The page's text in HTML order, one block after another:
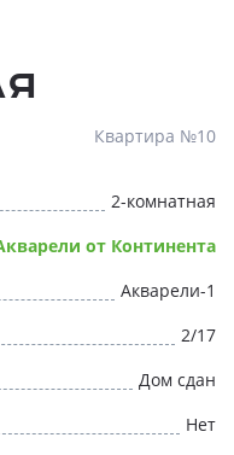
Квартира №10
2-комнатная
от Континента
Акварели-1
2/17
Дом сдан
Нет
в